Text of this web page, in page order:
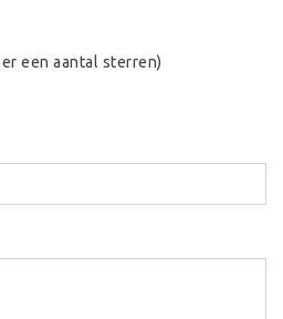
een aantal sterren)